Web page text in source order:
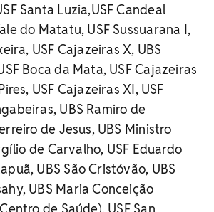
Santa Luzia,USF Candeal
do Matatu, USF Sussuarana I,
USF Cajazeiras X, UBS
Boca da Mata, USF Cajazeiras
USF Cajazeiras XI, USF
UBS Ramiro de
de Jesus, UBS Ministro
de Carvalho, USF Eduardo
UBS São Cristóvão, UBS
UBS Maria Conceição
de Saúde), USF San